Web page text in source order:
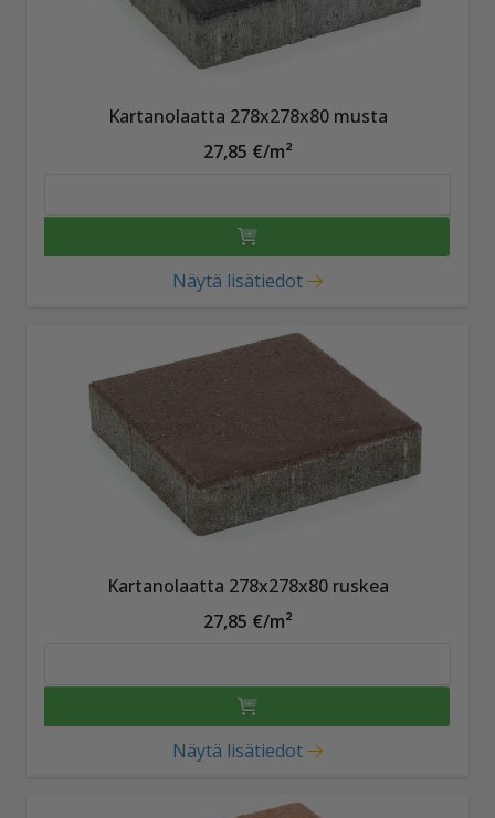
Kartanolaatta 278x278x80 musta
27,85 €/m²
Näytä lisätiedot
Kartanolaatta 278x278x80 ruskea
27,85 €/m²
Näytä lisätiedot